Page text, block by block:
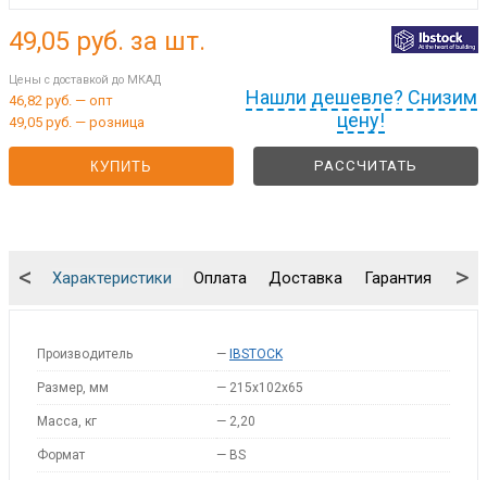
Нашли дешевле? Снизим
цену!
49,05 руб. за шт.
Цены с доставкой до МКАД
46,82 руб. — опт
49,05 руб. — розница
КУПИТЬ РАССЧИТАТЬ
Характеристики Оплата Доставка Гарантия
< >
Производитель — IBSTOCK
Размер, мм — 215x102x65
Масса, кг — 2,20
Формат — BS